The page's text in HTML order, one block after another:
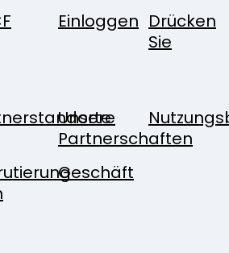
Einloggen Drücken
Sie
Unsere
Partnerschaften
Geschäft